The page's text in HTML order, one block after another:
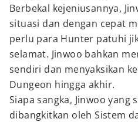
Berbekal kejeniusannya,
situasi dan dengan cepat
perlu para Hunter patuhi
selamat. Jinwoo bahkan
sendiri dan menyaksikan
Dungeon hingga akhir.
Siapa sangka, Jinwoo
dibangkitkan oleh Sistem